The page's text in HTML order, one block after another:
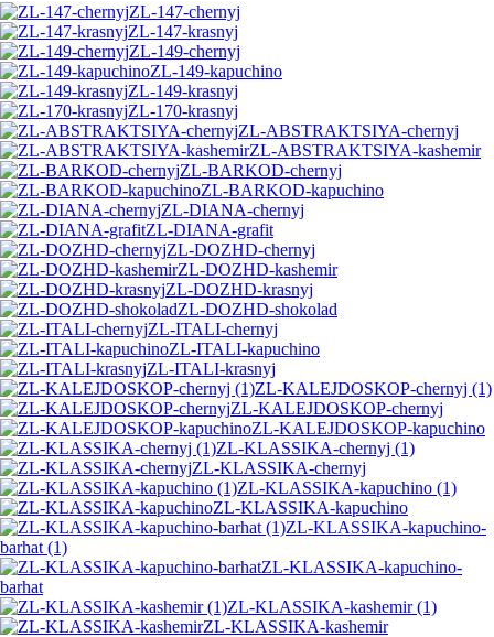
ZL-147-chernyj
ZL-147-krasnyj
ZL-149-chernyj
ZL-149-kapuchino
ZL-149-krasnyj
ZL-170-krasnyj
ZL-ABSTRAKTSIYA-chernyj
ZL-ABSTRAKTSIYA-kashemir
ZL-BARKOD-chernyj
ZL-BARKOD-kapuchino
ZL-DIANA-chernyj
ZL-DIANA-grafit
ZL-DOZHD-chernyj
ZL-DOZHD-kashemir
ZL-DOZHD-krasnyj
ZL-DOZHD-shokolad
ZL-ITALI-chernyj
ZL-ITALI-kapuchino
ZL-ITALI-krasnyj
ZL-KALEJDOSKOP-chernyj (1)
ZL-KALEJDOSKOP-chernyj
ZL-KALEJDOSKOP-kapuchino
ZL-KLASSIKA-chernyj (1)
ZL-KLASSIKA-chernyj
ZL-KLASSIKA-kapuchino (1)
ZL-KLASSIKA-kapuchino
ZL-KLASSIKA-kapuchino-
barhat (1)
ZL-KLASSIKA-kapuchino-
barhat
ZL-KLASSIKA-kashemir (1)
ZL-KLASSIKA-kashemir